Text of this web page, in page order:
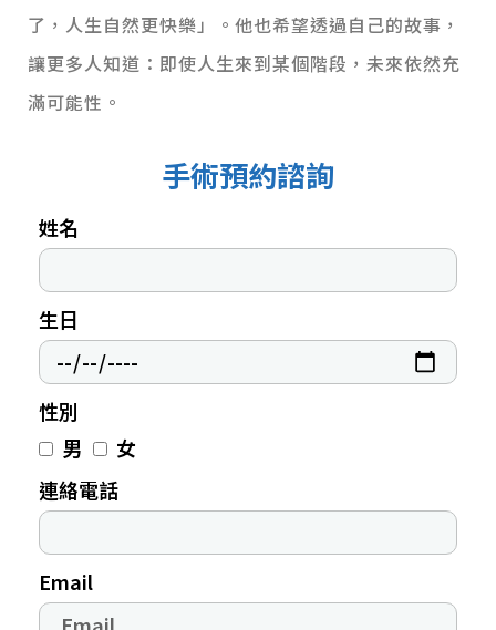
了，人生自然更快樂」。 他也希望透過自己的故事，
讓更多人知道：即使人生來到某個階段，未來依然充
滿可能性。
手術預約諮詢
姓名
生日
性別
男
女
連絡電話
Email